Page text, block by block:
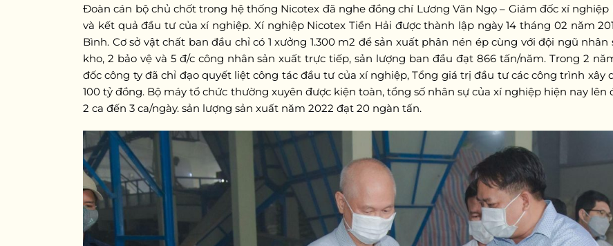
Đoàn cán bộ chủ chốt trong hệ thống Nicotex đã nghe đồng chí Lương Văn Ngọ – Giám đốc xí
và kết quả đầu tư của xí nghiệp. Xí nghiệp Nicotex Tiền Hải được thành lập ngày 14 tháng 02 năm
Bình. Cơ sở vật chất ban đầu chỉ có 1 xưởng 1.300 m2 để sản xuất phân nén ép cùng với đội ngũ
kho, 2 bảo vệ và 5 đ/c công nhân sản xuất trực tiếp, sản lượng ban đầu đạt 866 tấn/năm. Trong 2
đốc công ty đã chỉ đạo quyết liệt công tác đầu tư của xí nghiệp, Tổng giá trị đầu tư các công trình
100 tỷ đồng. Bộ máy tổ chức thường xuyên được kiện toàn, tổng số nhân sự của xí nghiệp hiện nay
2 ca đến 3 ca/ngày. sản lượng sản xuất năm 2022 đạt 20 ngàn tấn.